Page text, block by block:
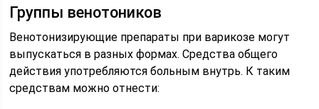
Группы венотоников
Венотонизирующие препараты при варикозе могут
выпускаться в разных формах. Средства общего
действия употребляются больным внутрь. К таким
средствам можно отнести: